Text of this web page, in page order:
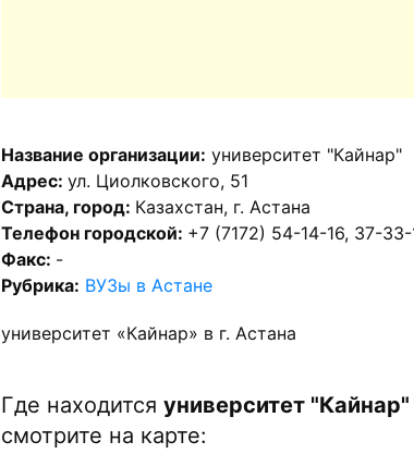
Название организации: университет "Кайнар"
Адрес: ул. Циолковского, 51
Страна, город: Казахстан, г. Астана
Телефон городской: +7 (7172) 54-14-16, 37-33-
Факс: -
Рубрика: ВУЗы в Астане
университет «Кайнар» в г. Астана
Где находится университет "Кайнар"
смотрите на карте: